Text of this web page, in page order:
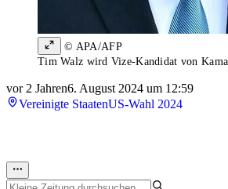
© APA/AFP
Tim Walz wird Vize-Kandidat von
vor 2 Jahren6. August 2024 um 12:59
Vereinigte StaatenUS-Wahl 2024